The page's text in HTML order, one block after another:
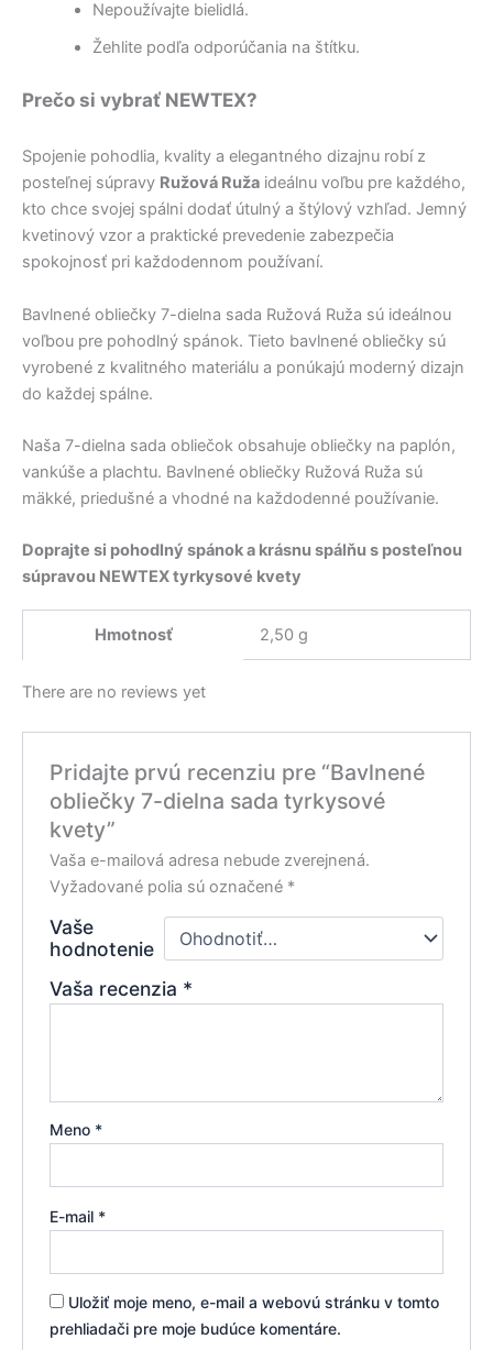
Nepoužívajte bielidlá.
Žehlite podľa odporúčania na štítku.
Prečo si vybrať NEWTEX?
Spojenie pohodlia, kvality a elegantného dizajnu robí z
posteľnej súpravy Ružová Ruža ideálnu voľbu pre každého,
kto chce svojej spálni dodať útulný a štýlový vzhľad. Jemný
kvetinový vzor a praktické prevedenie zabezpečia
spokojnosť pri každodennom používaní.
Bavlnené obliečky 7-dielna sada Ružová Ruža sú ideálnou
voľbou pre pohodlný spánok. Tieto bavlnené obliečky sú
vyrobené z kvalitného materiálu a ponúkajú moderný dizajn
do každej spálne.
Naša 7-dielna sada obliečok obsahuje obliečky na paplón,
vankúše a plachtu. Bavlnené obliečky Ružová Ruža sú
mäkké, priedušné a vhodné na každodenné používanie.
Doprajte si pohodlný spánok a krásnu spálňu s posteľnou
súpravou NEWTEX tyrkysové kvety
Hmotnosť 2,50 g
There are no reviews yet
Pridajte prvú recenziu pre “Bavlnené
obliečky 7-dielna sada tyrkysové
kvety”
Vaša e-mailová adresa nebude zverejnená.
Vyžadované polia sú označené *
Vaše
hodnotenie
Vaša recenzia *
Meno *
E-mail *
Uložiť moje meno, e-mail a webovú stránku v tomto
prehliadači pre moje budúce komentáre.